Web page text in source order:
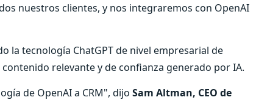
nuestros clientes, y nos integraremos con OpenAI
la tecnología ChatGPT de nivel empresarial de
relevante y de confianza generado por IA.
de OpenAI a CRM", dijo Sam Altman, CEO de